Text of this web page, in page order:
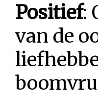
Positief:
van de